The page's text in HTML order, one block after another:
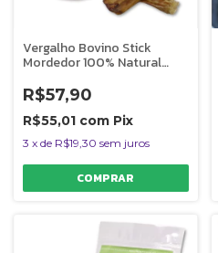
Vergalho Bovino Stick
Mordedor 100% Natural
R$57,90
R$55,01 com Pix
3 x de R$19,30 sem juros